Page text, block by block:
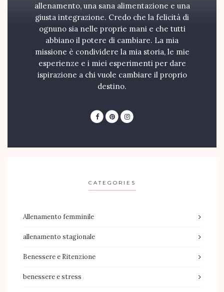
allenamento, una sana alimentazione e una
giusta integrazione. Credo che la felicità di
ognuno sia nelle proprie mani e che tutti
abbiano il potere di cambiare. La mia
missione è condividere la mia storia, le mie
esperienze e i miei esperimenti per dare
ispirazione a chi vuole cambiare il proprio
destino.
CATEGORIES
Allenamento femminile
allenamento stagionale
Benessere e Ritenzione
benessere e stress